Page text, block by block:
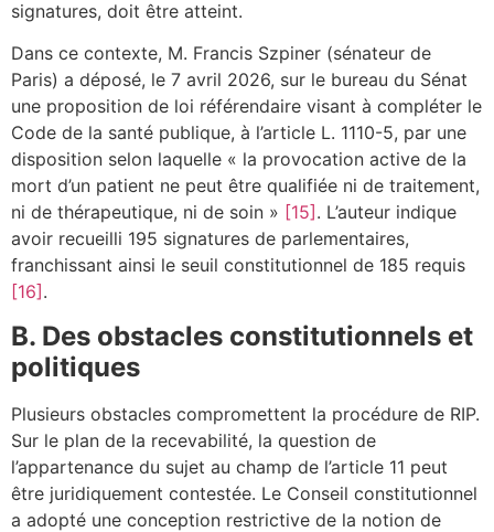
signatures, doit être atteint.
Dans ce contexte, M. Francis Szpiner (sénateur de
Paris) a déposé, le 7 avril 2026, sur le bureau du Sénat
une proposition de loi référendaire visant à compléter le
Code de la santé publique, à l’article L. 1110-5, par une
disposition selon laquelle « la provocation active de la
mort d’un patient ne peut être qualifiée ni de traitement,
ni de thérapeutique, ni de soin » [15] . L’auteur indique
avoir recueilli 195 signatures de parlementaires,
franchissant ainsi le seuil constitutionnel de 185 requis
[16] .
B. Des obstacles constitutionnels et
politiques
Plusieurs obstacles compromettent la procédure de RIP.
Sur le plan de la recevabilité, la question de
l’appartenance du sujet au champ de l’article 11 peut
être juridiquement contestée. Le Conseil constitutionnel
a adopté une conception restrictive de la notion de